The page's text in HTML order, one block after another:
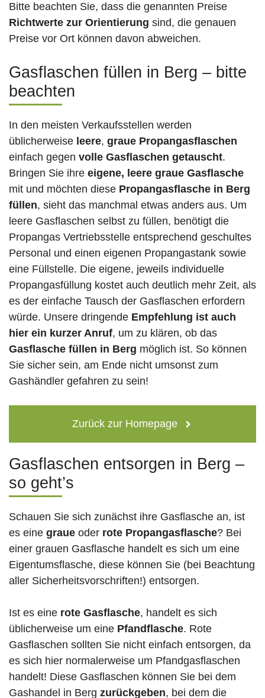
Bitte beachten Sie, dass die genannten Preise
Richtwerte zur Orientierung sind, die genauen
Preise vor Ort können davon abweichen.
Gasflaschen füllen in Berg – bitte
beachten
In den meisten Verkaufsstellen werden
üblicherweise leere, graue Propangasflaschen
einfach gegen volle Gasflaschen getauscht.
Bringen Sie ihre eigene, leere graue Gasflasche
mit und möchten diese Propangasflasche in Berg
füllen, sieht das manchmal etwas anders aus. Um
leere Gasflaschen selbst zu füllen, benötigt die
Propangas Vertriebsstelle entsprechend geschultes
Personal und einen eigenen Propangastank sowie
eine Füllstelle. Die eigene, jeweils individuelle
Propangasfüllung kostet auch deutlich mehr Zeit, als
es der einfache Tausch der Gasflaschen erfordern
würde. Unsere dringende Empfehlung ist auch
hier ein kurzer Anruf, um zu klären, ob das
Gasflasche füllen in Berg möglich ist. So können
Sie sicher sein, am Ende nicht umsonst zum
Gashändler gefahren zu sein!
Zurück zur Homepage
Gasflaschen entsorgen in Berg –
so geht’s
Schauen Sie sich zunächst ihre Gasflasche an, ist
es eine graue oder rote Propangasflasche? Bei
einer grauen Gasflasche handelt es sich um eine
Eigentumsflasche, diese können Sie (bei Beachtung
aller Sicherheitsvorschriften!) entsorgen.
Ist es eine rote Gasflasche, handelt es sich
üblicherweise um eine Pfandflasche. Rote
Gasflaschen sollten Sie nicht einfach entsorgen, da
es sich hier normalerweise um Pfandgasflaschen
handelt! Diese Gasflaschen können Sie bei dem
Gashandel in Berg zurückgeben, bei dem die